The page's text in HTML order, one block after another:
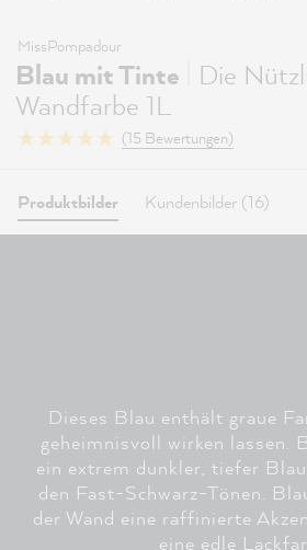
MissPompadour
Blau mit Tinte
Die
Wandfarbe 1L
(15 Bewertungen)
Produktbilder Kundenbilder (16)
Dieses Blau enthält graue
geheimnisvoll wirken lassen.
ein extrem dunkler, tiefer
den Fast-Schwarz-Tönen.
der Wand eine raffinierte
eine edle